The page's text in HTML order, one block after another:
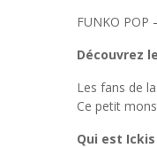
FUNKO POP
Découvrez
Les fans de
Ce petit
Qui est Ickis